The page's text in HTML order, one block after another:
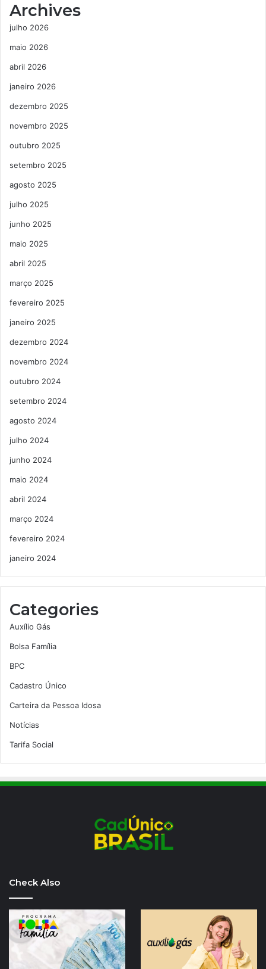
Archives
julho 2026
maio 2026
abril 2026
janeiro 2026
dezembro 2025
novembro 2025
outubro 2025
setembro 2025
agosto 2025
julho 2025
junho 2025
maio 2025
abril 2025
março 2025
fevereiro 2025
janeiro 2025
dezembro 2024
novembro 2024
outubro 2024
setembro 2024
agosto 2024
julho 2024
junho 2024
maio 2024
abril 2024
março 2024
fevereiro 2024
janeiro 2024
Categories
Auxílio Gás
Bolsa Família
BPC
Cadastro Único
Carteira da Pessoa Idosa
Notícias
Tarifa Social
Check Also